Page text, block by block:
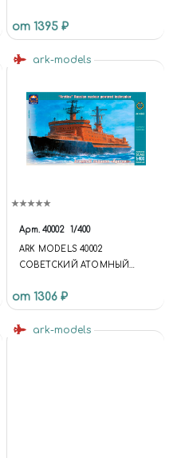
«ШЕЛЛ ВЕЛДЕР»
от 1395 ₽
ark-models
Арт. 40002 1/400
ARK MODELS 40002
СОВЕТСКИЙ АТОМНЫЙ
от 1306 ₽
ark-models